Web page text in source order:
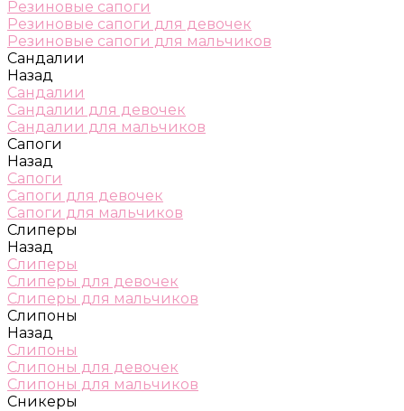
Резиновые сапоги
Резиновые сапоги для девочек
Резиновые сапоги для мальчиков
Сандалии
Назад
Сандалии
Сандалии для девочек
Сандалии для мальчиков
Сапоги
Назад
Сапоги
Сапоги для девочек
Сапоги для мальчиков
Слиперы
Назад
Слиперы
Слиперы для девочек
Слиперы для мальчиков
Слипоны
Назад
Слипоны
Слипоны для девочек
Слипоны для мальчиков
Сникеры